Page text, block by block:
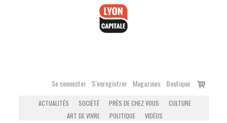
Se connecter S’enregistrer Magazines Boutique
Voir
ACTUALITÉS SOCIÉTÉ PRÈS DE CHEZ VOUS
CULTURE
ART DE VIVRE
POLITIQUE VIDÉOS